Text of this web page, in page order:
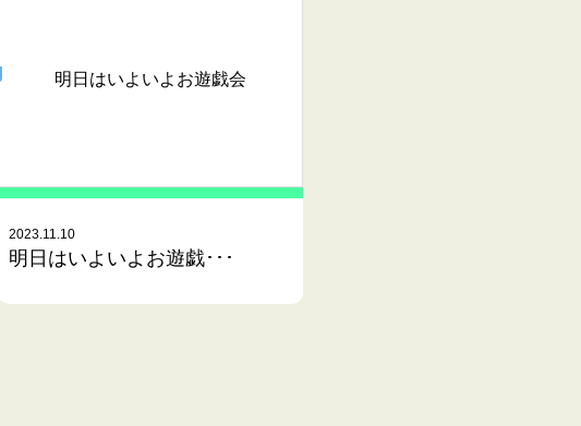
明日はいよいよお遊戯会
2023.11.10
明日はいよいよお遊戯･･･